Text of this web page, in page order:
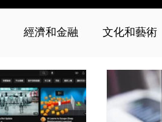
經濟和金融 文化和藝術